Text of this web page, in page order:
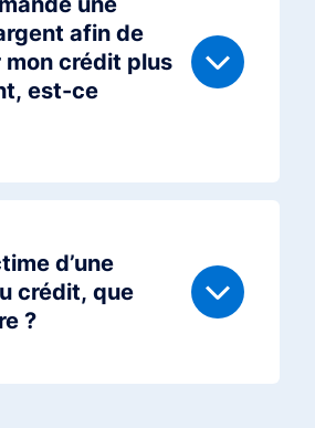
afin de
crédit plus
est-ce
d’une
crédit, que
?